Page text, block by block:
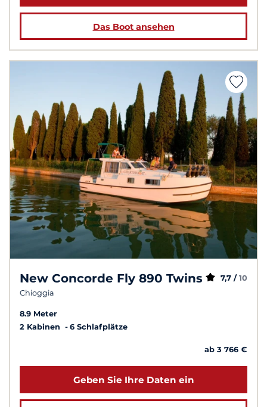
Das Boot ansehen
New Concorde Fly 890 Twins
Chioggia
7,7 / 10
8.9 Meter
2 Kabinen
6 Schlafplätze
ab 3 766 €
Geben Sie Ihre Daten ein